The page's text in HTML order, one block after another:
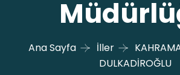
Ana Sayfa İller
DULKADİROĞLU